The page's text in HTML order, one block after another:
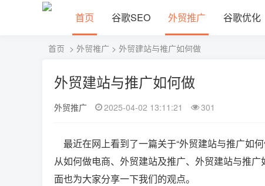
首页 谷歌SEO 外贸推广 谷歌优化
首页 > 外贸推广 > 外贸建站与推广如何做
外贸建站与推广如何做
外贸推广 2025-04-02 13:11:21 301
最近在网上看到了一篇关于“外贸建站与推广如
从如何做电商、外贸建站及推广、外贸建站与推
面也为大家分享一下我们的观点。